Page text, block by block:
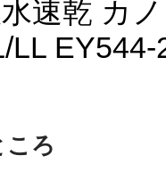
速乾 カ
LL EY544-
ころ